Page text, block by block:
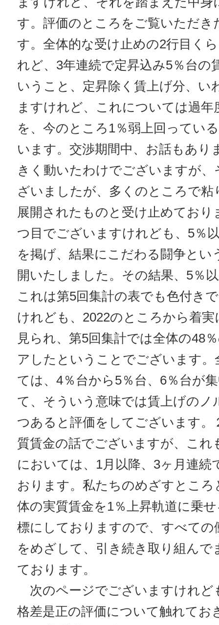
す。評価のところをご覧いただき
す。全体的な受け止めの2行目く
れど、3年連続で定昇込み5％台の
いうこと、定昇除く賃上げ分、い
ますけれど、これについては過年
を、今のところ1％弱上回ってい
います。交渉期間中、お話もあり
きく動いたわけでございますが
ざいましたが、多くのところで粘
展開されたものと受け止めており
つ目でございますけれども、5％
を掲げ、結果にこだわる闘争とい
開いたしました。その結果、5％
これは第5回集計の表でも色付き
けれども、2022のところから着
見られ、第5回集計では全体の48
アしたということでございます。
ては、4％台から5％台、6％台が
て、そういう意味では賃上げのノ
つあると評価をしてございます。
質賃金の話でございますが、これ
においては、1月以降、3ヶ月連続
おります。私たちのめざすところ
体の実質賃金を1％上昇軌道に乗
標にしておりますので、すべての
をめざして、引き続き取り組んで
ております。
次のページでございますけれど
格差是正の評価について触れてお